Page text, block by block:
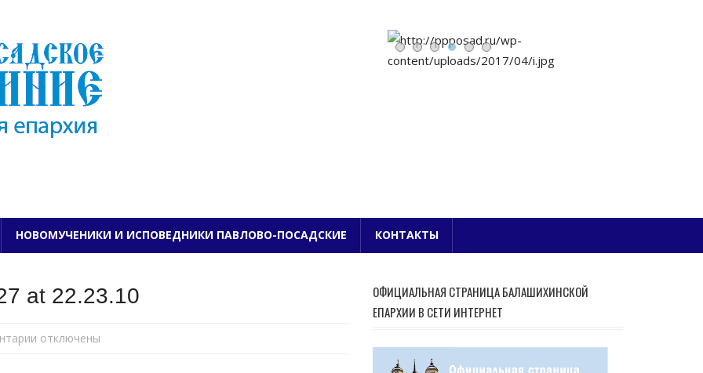
ПАВЛОВО-ПОСАДСКОЕ БЛАГОЧИНИЕ
НОВОМУЧЕНИКИ И ИСПОВЕДНИКИ ПАВЛОВО-ПОСАДСКИЕ КОНТАКТЫ
at 22.23.10
котключены
ОФИЦИАЛЬНАЯ СТРАНИЦА БАЛАШИХИНСКОЙ
ЕПАРХИИ В СЕТИ ИНТЕРНЕТ